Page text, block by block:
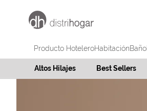
Producto HoteleroHabitaciónBaño
Altos Hilajes Best Sellers